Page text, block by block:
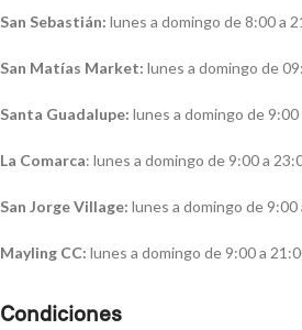
San Sebastián: lunes a domingo de 8:00 a
San Matías Market: lunes a domingo de
Santa Guadalupe: lunes a domingo de 9:00
La Comarca: lunes a domingo de 9:00 a
San Jorge Village: lunes a domingo de 9:00
Mayling CC: lunes a domingo de 9:00 a
Condiciones